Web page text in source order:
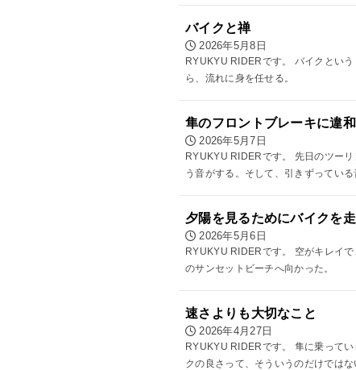
バイクと禅
2026年5月8日
RYUKYU RIDERです。 バイクとい
ら、流れに身を任せる。
隼のフロントブレーキに違
2026年5月7日
RYUKYU RIDERです。 先日のツー
う音がする。そして、引きずってい
夕陽を見るためにバイクを
2026年5月6日
RYUKYU RIDERです。 空がキレイ
のサンセットビーチへ向かった。
速さよりも大切なこと
2026年4月27日
RYUKYU RIDERです。 隼に乗って
クの良さって、そういうのだけでは